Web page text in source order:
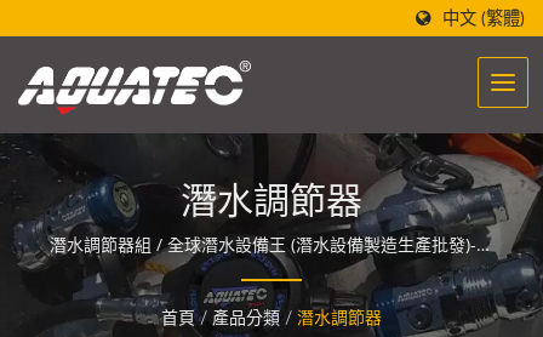
中文 (繁體)
潛水調節器
潛水調節器組 / 全球潛水設備王 (潛水設備製造生產批發)-世
界潛水第一品牌 「AQUATEC」，設計的潛水設備製造醞釀
著一股能量，讓人們與海洋相遇與融合。
首頁 / 產品分類 / 潛水調節器